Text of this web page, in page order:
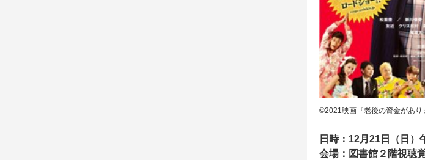
©2021映画『老後の資金があり
日時：12月21日（日）
会場：図書館２階視聴